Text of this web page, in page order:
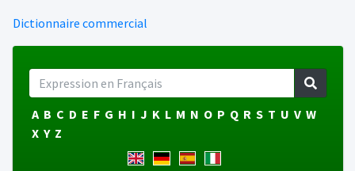
Dictionnaire commercial
A B C D E F G H I J K L M N O P Q R S T U V W
X Y Z